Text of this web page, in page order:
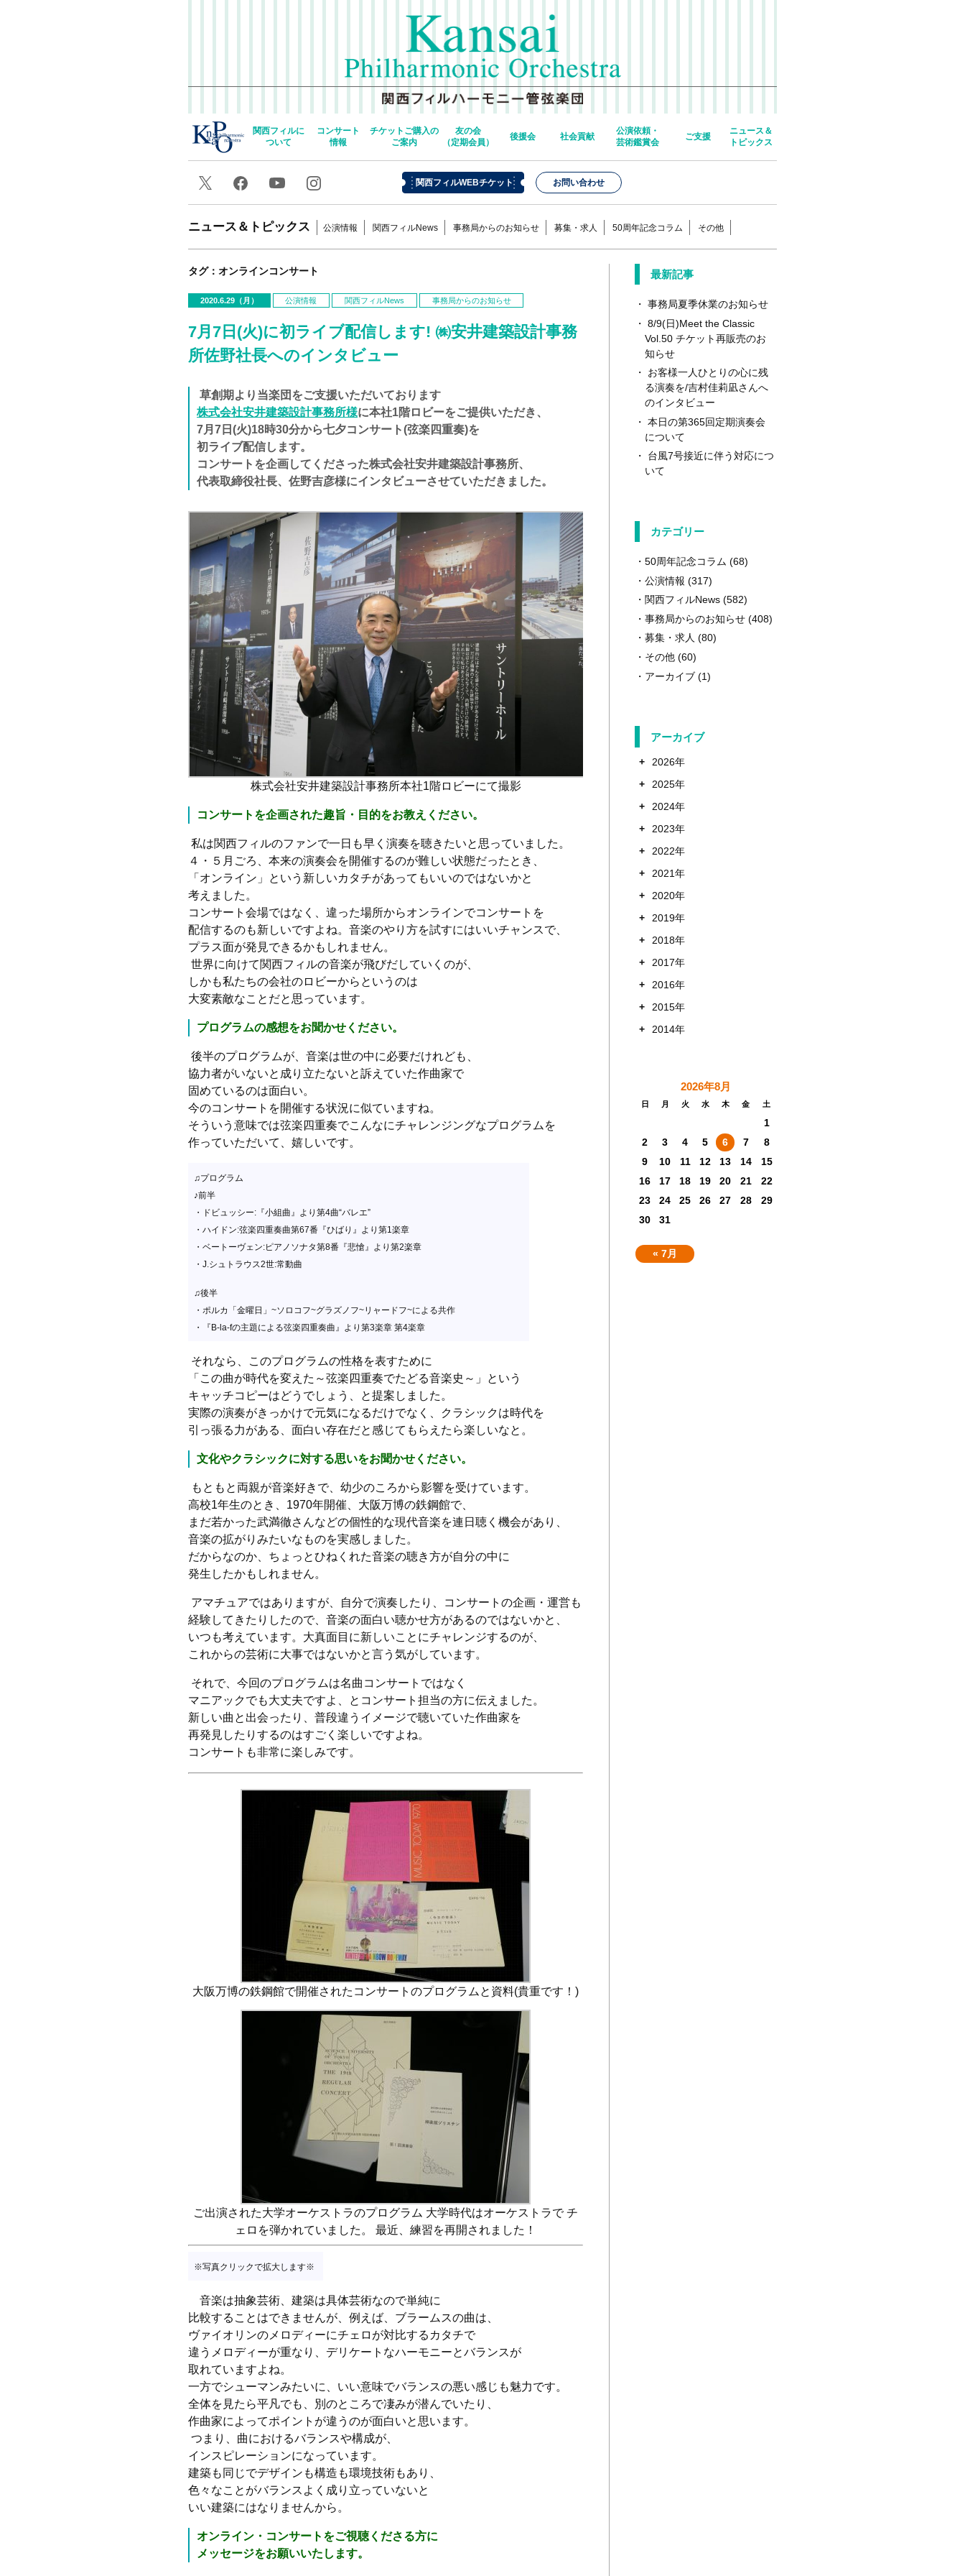
関西フィルに
ついて
コンサート
情報
チケットご購入の
ご案内
友の会
（定期会員）
後援会 社会貢献
公演依頼・
芸術鑑賞会
ご支援
ニュース＆
トピックス
関西フィルWEBチケット お問い合わせ
ニュース＆トピックス 公演情報 関西フィルNews 事務局からのお知らせ 募集・求人 50周年記念コラム その他
タグ：オンラインコンサート
2020.6.29（月） 公演情報 関西フィルNews 事務局からのお知らせ
7月7日(火)に初ライブ配信します! ㈱安井建築設計事務
所佐野社長へのインタビュー
草創期より当楽団をご支援いただいております
株式会社安井建築設計事務所様に本社1階ロビーをご提供いただき、
7月7日(火)18時30分から七夕コンサート(弦楽四重奏)を
初ライブ配信します。
コンサートを企画してくださった株式会社安井建築設計事務所、
代表取締役社長、佐野吉彦様にインタビューさせていただきました。
株式会社安井建築設計事務所本社1階ロビーにて撮影
コンサートを企画された趣旨・目的をお教えください。
私は関西フィルのファンで一日も早く演奏を聴きたいと思っていました。
４・５月ごろ、本来の演奏会を開催するのが難しい状態だったとき、
「オンライン」という新しいカタチがあってもいいのではないかと
考えました。
コンサート会場ではなく、違った場所からオンラインでコンサートを
配信するのも新しいですよね。音楽のやり方を試すにはいいチャンスで、
プラス面が発見できるかもしれません。
世界に向けて関西フィルの音楽が飛びだしていくのが、
しかも私たちの会社のロビーからというのは
大変素敵なことだと思っています。
プログラムの感想をお聞かせください。
後半のプログラムが、音楽は世の中に必要だけれども、
協力者がいないと成り立たないと訴えていた作曲家で
固めているのは面白い。
今のコンサートを開催する状況に似ていますね。
そういう意味では弦楽四重奏でこんなにチャレンジングなプログラムを
作っていただいて、嬉しいです。
♫プログラム
♪前半
・ドビュッシー:『小組曲』より第4曲“バレエ”
・ハイドン:弦楽四重奏曲第67番『ひばり』より第1楽章
・ベートーヴェン:ピアノソナタ第8番『悲愴』より第2楽章
・J.シュトラウス2世:常動曲
♫後半
・ポルカ「金曜日」~ソロコフ~グラズノフ~リャードフ~による共作
・『B-la-fの主題による弦楽四重奏曲』より第3楽章 第4楽章
それなら、このプログラムの性格を表すために
「この曲が時代を変えた～弦楽四重奏でたどる音楽史～」という
キャッチコピーはどうでしょう、と提案しました。
実際の演奏がきっかけで元気になるだけでなく、クラシックは時代を
引っ張る力がある、面白い存在だと感じてもらえたら楽しいなと。
文化やクラシックに対する思いをお聞かせください。
もともと両親が音楽好きで、幼少のころから影響を受けています。
高校1年生のとき、1970年開催、大阪万博の鉄鋼館で、
まだ若かった武満徹さんなどの個性的な現代音楽を連日聴く機会があり、
音楽の拡がりみたいなものを実感しました。
だからなのか、ちょっとひねくれた音楽の聴き方が自分の中に
発生したかもしれません。
アマチュアではありますが、自分で演奏したり、コンサートの企画・運営も
経験してきたりしたので、音楽の面白い聴かせ方があるのではないかと、
いつも考えています。大真面目に新しいことにチャレンジするのが、
これからの芸術に大事ではないかと言う気がしています。
それで、今回のプログラムは名曲コンサートではなく
マニアックでも大丈夫ですよ、とコンサート担当の方に伝えました。
新しい曲と出会ったり、普段違うイメージで聴いていた作曲家を
再発見したりするのはすごく楽しいですよね。
コンサートも非常に楽しみです。
大阪万博の鉄鋼館で開催されたコンサートのプログラムと資料(貴重です！)
ご出演された大学オーケストラのプログラム 大学時代はオーケストラで チ
ェロを弾かれていました。 最近、練習を再開されました！
※写真クリックで拡大します※
音楽は抽象芸術、建築は具体芸術なので単純に
比較することはできませんが、例えば、ブラームスの曲は、
ヴァイオリンのメロディーにチェロが対比するカタチで
違うメロディーが重なり、デリケートなハーモニーとバランスが
取れていますよね。
一方でシューマンみたいに、いい意味でバランスの悪い感じも魅力です。
全体を見たら平凡でも、別のところで凄みが潜んでいたり、
作曲家によってポイントが違うのが面白いと思います。
つまり、曲におけるバランスや構成が、
インスピレーションになっています。
建築も同じでデザインも構造も環境技術もあり、
色々なことがバランスよく成り立っていないと
いい建築にはなりませんから。
オンライン・コンサートをご視聴くださる方に
メッセージをお願いいたします。
最新記事
事務局夏季休業のお知らせ
8/9(日)Meet the Classic
Vol.50 チケット再販売のお
知らせ
お客様一人ひとりの心に残
る演奏を/吉村佳莉凪さんへ
のインタビュー
本日の第365回定期演奏会
について
台風7号接近に伴う対応につ
いて
カテゴリー
50周年記念コラム (68)
公演情報 (317)
関西フィルNews (582)
事務局からのお知らせ (408)
募集・求人 (80)
その他 (60)
アーカイブ (1)
アーカイブ
+
2026年
+
2025年
+
2024年
+
2023年
+
2022年
+
2021年
+
2020年
+
2019年
+
2018年
+
2017年
+
2016年
+
2015年
+
2014年
2026年8月
日 月 火 水 木 金 土
« 7月
1
2
3 4 5 6 7
8
9
10 11 12 13 14
15
16
17 18 19 20 21
22
23
24 25 26 27 28
29
30
31